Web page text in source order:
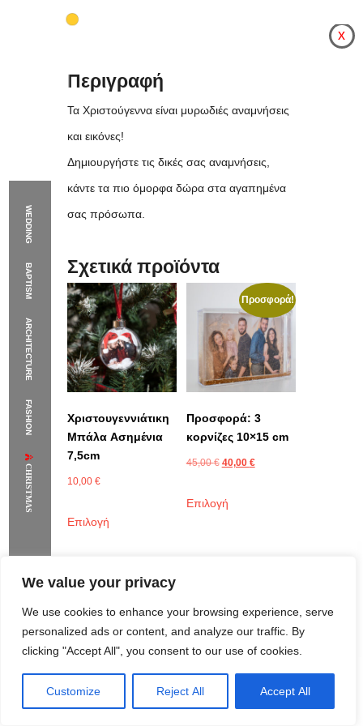
We value your privacy
We use cookies to enhance your browsing experience, serve
personalized ads or content, and analyze our traffic. By
clicking "Accept All", you consent to our use of cookies.
Customize Reject All Accept All
WEDDING
BAPTISM
ARCHITECTURE
FASHION
CHRISTMAS
Rome Project Santorini Project
Sounio Project 1
Προσφορά: 5
The Supermodels Always Bring Their
Flawless Festival Style to Rio
x
Περιγραφή
Τα Χριστούγεννα είναι μυρωδιές αναμνήσεις
και εικόνες!
Δημιουργήστε τις δικές σας αναμνήσεις,
κάντε τα πιο όμορφα δώρα στα αγαπημένα
σας πρόσωπα.
Σχετικά προϊόντα
Χριστουγεννιάτικη
Μπάλα Aσημένια
7,5cm
10,00€
Επιλογή
Προσφορά!
Προσφορά: 3
κορνίζες 10×15 cm
45,00€
price
was:
45,00 €.
40,00 €
τρέχουσα
είναι:
40,00 €.
Επιλογή
Κορνίζα με
Baby Album